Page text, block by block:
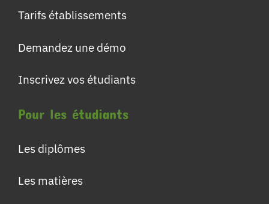
Tarifs établissements
Demandez une démo
Inscrivez vos étudiants
Pour les étudiants
Les diplômes
Les matières